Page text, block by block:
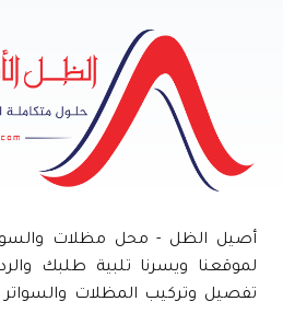
أصيل الظل - محل مظلات
لموقعنا ويسرنا تلبية طلبك
تفصيل وتركيب المظلات والسواتر